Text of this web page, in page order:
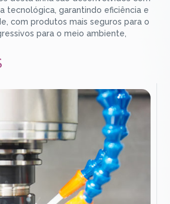
tecnológica, garantindo eficiência e
com produtos mais seguros para o
para o meio ambiente,